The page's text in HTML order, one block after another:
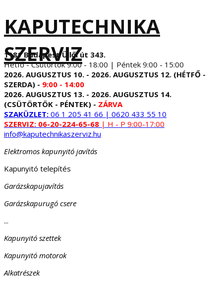
KAPUTECHNIKA
SZERVIZ
1181 Budapest Üllői út 343.
Hétfő - Csütörtök 9:00 - 18:00 | Péntek 9:00 - 15:00
2026. AUGUSZTUS 10. - 2026. AUGUSZTUS 12. (HÉTFŐ -
SZERDA) - 9:00 - 14:00
2026. AUGUSZTUS 13. - 2026. AUGUSZTUS 14.
(CSÜTÖRTÖK - PÉNTEK) - ZÁRVA
SZAKÜZLET: 06 1 205 41 66 | 0620 433 55 10
SZERVIZ: 06-20-224-65-68 | H - P 9:00-17:00
info@kaputechnikaszerviz.hu
Elektromos kapunyitó javítás
Kapunyitó telepítés
Garázskapujavítás
Garázskapurugó csere
...
Kapunyitó szettek
Kapunyitó motorok
Alkatrészek